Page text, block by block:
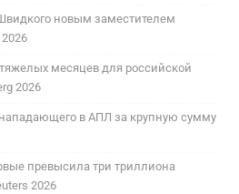
новым заместителем
месяцев для российской
2026
в АПЛ за крупную сумму
превысила три триллиона
2026